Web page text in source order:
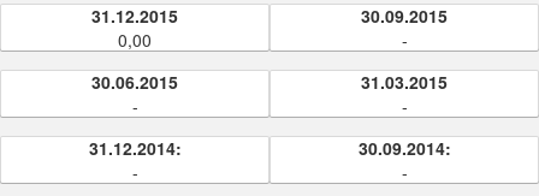
31.12.2015
0,00
30.09.2015
-
30.06.2015
-
31.03.2015
-
31.12.2014:
-
30.09.2014:
-